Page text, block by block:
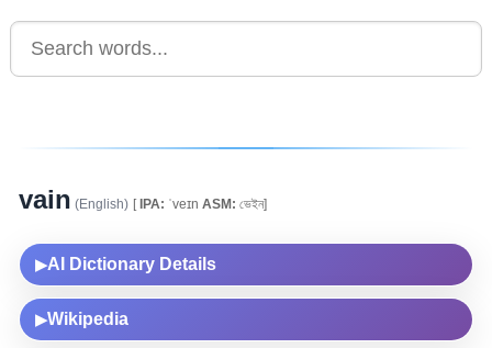
vain (English) [IPA: ˈveɪn ASM: ভেইন]
▶AI Dictionary Details
▶Wikipedia